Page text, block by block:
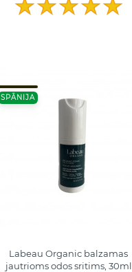
SPĀNIJA
Labeau Organic balzamas
jautrioms odos sritims, 30ml